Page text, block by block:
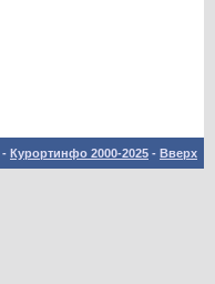
- Курортинфо 2000-2025 - Вверх